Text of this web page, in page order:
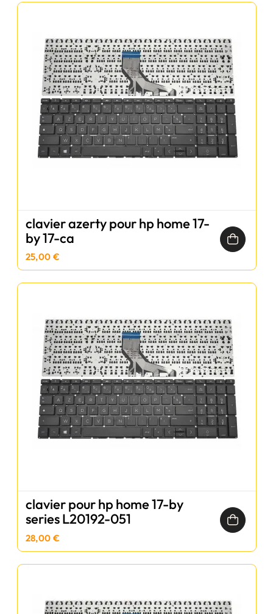
clavier azerty pour hp home 17-
by 17-ca
25,00 €
clavier pour hp home 17-by
series L20192-051
28,00 €